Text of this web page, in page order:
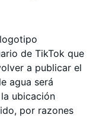
de TikTok que
a publicar el
agua será
ubicación
por razones